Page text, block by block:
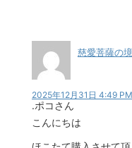
慈愛菩薩の
2025年12月31日 4:49 PM
.ポコさん
こんにちは